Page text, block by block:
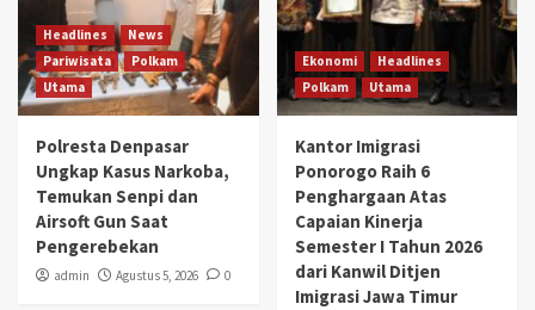
Headlines
News
Pariwisata
Polkam
Utama
Polresta Denpasar
Ungkap Kasus Narkoba,
Temukan Senpi dan
Airsoft Gun Saat
Pengerebekan
admin Agustus 5, 2026 0
Ekonomi
Headlines
Polkam
Utama
Kantor Imigrasi
Ponorogo Raih 6
Penghargaan Atas
Capaian Kinerja
Semester I Tahun 2026
dari Kanwil Ditjen
Imigrasi Jawa Timur